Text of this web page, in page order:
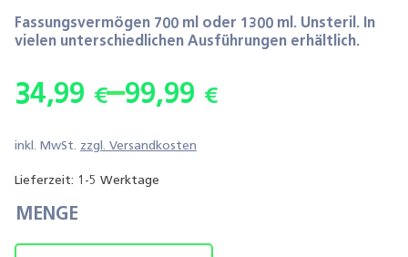
Fassungsvermögen 700 ml oder 1300 ml. Unsteril. In
vielen unterschiedlichen Ausführungen erhältlich.
34,99 €–99,99 €
inkl. MwSt. zzgl. Versandkosten
Lieferzeit: 1-5 Werktage
MENGE